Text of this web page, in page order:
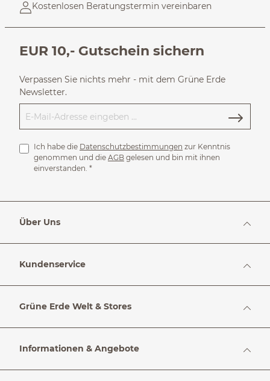
Kostenlosen Beratungstermin vereinbaren
EUR 10,- Gutschein sichern
Verpassen Sie nichts mehr - mit dem Grüne Erde
Newsletter.
Ich habe die Datenschutzbestimmungen zur Kenntnis
genommen und die AGB gelesen und bin mit ihnen
einverstanden. *
Über Uns
Kundenservice
Grüne Erde Welt & Stores
Informationen & Angebote